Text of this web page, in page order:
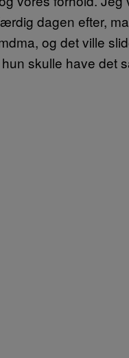
dagen efter,
og det ville
skulle have det